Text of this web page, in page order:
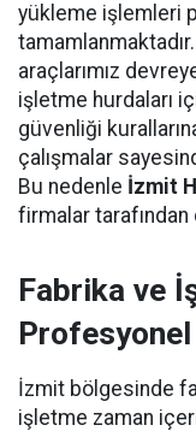
yükleme işlemleri
araçlarımız
işletme hurdaları
güvenliği
çalışmalar
Bu nedenle İzmit
firmalar
Fabrika ve
İzmit bölgesinde
işletme zaman